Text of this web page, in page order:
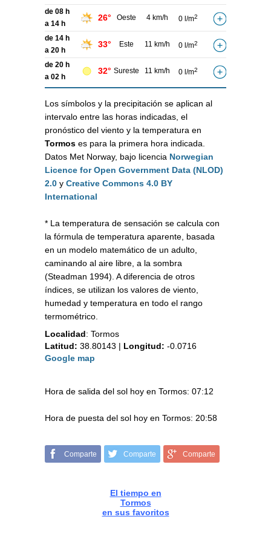
de 08 h
a 14 h
26° Oeste 4 km/h 0 l/m2
de 14 h
a 20 h
33° Este 11 km/h 0 l/m2
de 20 h
a 02 h
32° Sureste 11 km/h 0 l/m2
Los símbolos y la precipitación se aplican al
intervalo entre las horas indicadas, el
pronóstico del viento y la temperatura en
Tormos es para la primera hora indicada.
Datos Met Norway, bajo licencia Norwegian
Licence for Open Government Data (NLOD)
2.0 y Creative Commons 4.0 BY
International
* La temperatura de sensación se calcula con
la fórmula de temperatura aparente, basada
en un modelo matemático de un adulto,
caminando al aire libre, a la sombra
(Steadman 1994). A diferencia de otros
índices, se utilizan los valores de viento,
humedad y temperatura en todo el rango
termométrico.
Localidad: Tormos
Latitud: 38.80143 | Longitud: -0.0716
Google map
Hora de salida del sol hoy en Tormos: 07:12
Hora de puesta del sol hoy en Tormos: 20:58
Comparte Comparte Comparte
El tiempo en
Tormos
en sus favoritos